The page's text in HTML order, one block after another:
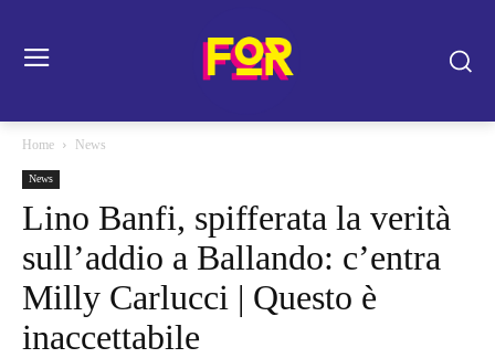
Home News
News
Lino Banfi, spifferata la verità
sull’addio a Ballando: c’entra
Milly Carlucci | Questo è
inaccettabile